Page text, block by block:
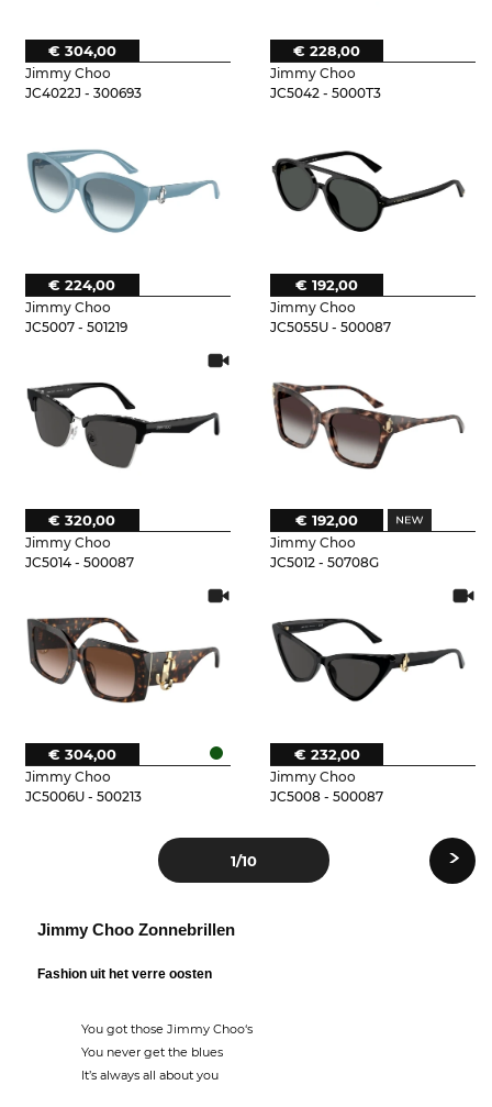
Jimmy Choo
JC4022J - 300693
€ 304,00
Jimmy Choo
JC5042 - 5000T3
€ 228,00
Jimmy Choo
JC5007 - 501219
€ 224,00
Jimmy Choo
JC5055U - 500087
€ 192,00
Jimmy Choo
JC5014 - 500087
€ 320,00
Jimmy Choo
JC5012 - 50708G
€ 192,00
Jimmy Choo
JC5006U - 500213
€ 304,00
Jimmy Choo
JC5008 - 500087
€ 232,00
1/10 ›
Jimmy Choo Zonnebrillen
Fashion uit het verre oosten
You got those Jimmy Choo‘s
You never get the blues
It’s always all about you